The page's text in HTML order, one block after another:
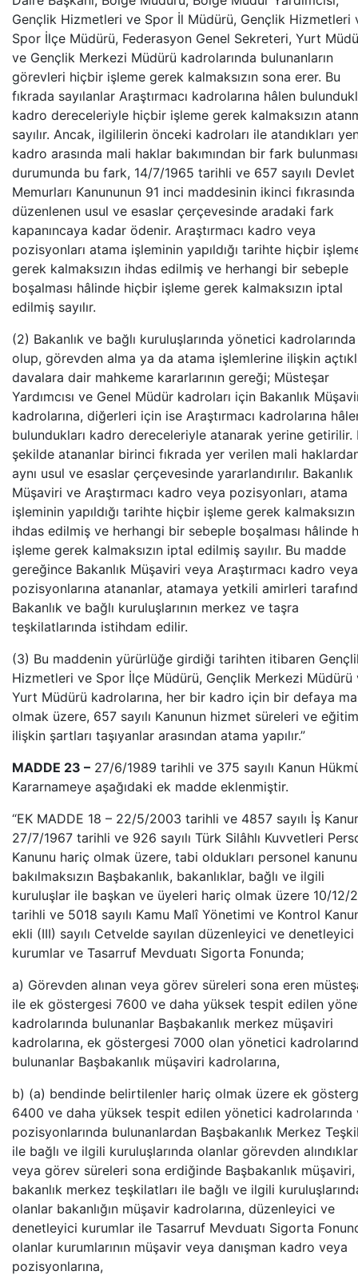
Gençlik Hizmetleri ve Spor İl Müdürü, Gençlik Hizmetleri
Spor İlçe Müdürü, Federasyon Genel Sekreteri, Yurt
ve Gençlik Merkezi Müdürü kadrolarında bulunanların
görevleri hiçbir işleme gerek kalmaksızın sona erer. Bu
fıkrada sayılanlar Araştırmacı kadrolarına hâlen
kadro dereceleriyle hiçbir işleme gerek kalmaksızın
sayılır. Ancak, ilgililerin önceki kadroları ile atandıkları
kadro arasında mali haklar bakımından bir fark bulunması
durumunda bu fark, 14/7/1965 tarihli ve 657 sayılı Devlet
Memurları Kanununun 91 inci maddesinin ikinci fıkrasında
düzenlenen usul ve esaslar çerçevesinde aradaki fark
kapanıncaya kadar ödenir. Araştırmacı kadro veya
pozisyonları atama işleminin yapıldığı tarihte hiçbir
gerek kalmaksızın ihdas edilmiş ve herhangi bir sebeple
boşalması hâlinde hiçbir işleme gerek kalmaksızın iptal
edilmiş sayılır.
(2) Bakanlık ve bağlı kuruluşlarında yönetici kadrolarında
olup, görevden alma ya da atama işlemlerine ilişkin
davalara dair mahkeme kararlarının gereği; Müsteşar
Yardımcısı ve Genel Müdür kadroları için Bakanlık
kadrolarına, diğerleri için ise Araştırmacı kadrolarına
bulundukları kadro dereceleriyle atanarak yerine getirilir.
şekilde atananlar birinci fıkrada yer verilen mali
aynı usul ve esaslar çerçevesinde yararlandırılır. Bakanlık
Müşaviri ve Araştırmacı kadro veya pozisyonları, atama
işleminin yapıldığı tarihte hiçbir işleme gerek kalmaksızın
ihdas edilmiş ve herhangi bir sebeple boşalması hâlinde
işleme gerek kalmaksızın iptal edilmiş sayılır. Bu madde
gereğince Bakanlık Müşaviri veya Araştırmacı kadro veya
pozisyonlarına atananlar, atamaya yetkili amirleri
Bakanlık ve bağlı kuruluşlarının merkez ve taşra
teşkilatlarında istihdam edilir.
(3) Bu maddenin yürürlüğe girdiği tarihten itibaren
Hizmetleri ve Spor İlçe Müdürü, Gençlik Merkezi Müdürü
Yurt Müdürü kadrolarına, her bir kadro için bir defaya
olmak üzere, 657 sayılı Kanunun hizmet süreleri ve
ilişkin şartları taşıyanlar arasından atama yapılır.”
MADDE 23 – 27/6/1989 tarihli ve 375 sayılı Kanun
Kararnameye aşağıdaki ek madde eklenmiştir.
“EK MADDE 18 – 22/5/2003 tarihli ve 4857 sayılı İş
27/7/1967 tarihli ve 926 sayılı Türk Silâhlı Kuvvetleri
Kanunu hariç olmak üzere, tabi oldukları personel
bakılmaksızın Başbakanlık, bakanlıklar, bağlı ve ilgili
kuruluşlar ile başkan ve üyeleri hariç olmak üzere 10/12/
tarihli ve 5018 sayılı Kamu Malî Yönetimi ve Kontrol
ekli (III) sayılı Cetvelde sayılan düzenleyici ve denetleyici
kurumlar ve Tasarruf Mevduatı Sigorta Fonunda;
a) Görevden alınan veya görev süreleri sona eren
ile ek göstergesi 7600 ve daha yüksek tespit edilen
kadrolarında bulunanlar Başbakanlık merkez müşaviri
kadrolarına, ek göstergesi 7000 olan yönetici
bulunanlar Başbakanlık müşaviri kadrolarına,
b) (a) bendinde belirtilenler hariç olmak üzere ek
6400 ve daha yüksek tespit edilen yönetici kadrolarında
pozisyonlarında bulunanlardan Başbakanlık Merkez
ile bağlı ve ilgili kuruluşlarında olanlar görevden
veya görev süreleri sona erdiğinde Başbakanlık müşaviri,
bakanlık merkez teşkilatları ile bağlı ve ilgili
olanlar bakanlığın müşavir kadrolarına, düzenleyici ve
denetleyici kurumlar ile Tasarruf Mevduatı Sigorta
olanlar kurumlarının müşavir veya danışman kadro veya
pozisyonlarına,